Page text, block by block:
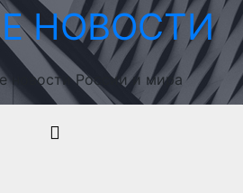
НОВОСТИ
новости России и мира